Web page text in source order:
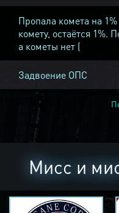
Пропала комета на
комету, остаётся 1%.
а кометы нет (
Задвоение ОПС
Мисс и